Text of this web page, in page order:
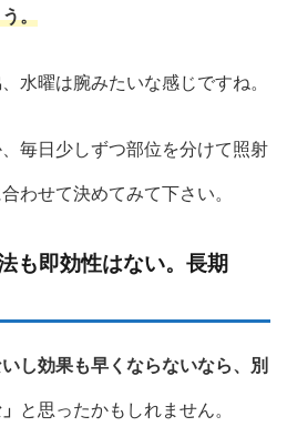
。
水曜は腕みたいな感じですね。
毎日少しずつ部位を分けて照射
わせて決めてみて下さい。
も即効性はない。長期
し効果も早くならないなら、別
と思ったかもしれません。